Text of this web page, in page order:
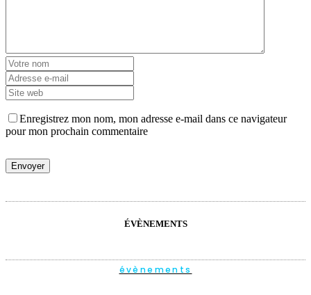
Enregistrez mon nom, mon adresse e-mail dans ce navigateur
pour mon prochain commentaire
ÉVÈNEMENTS
évènements